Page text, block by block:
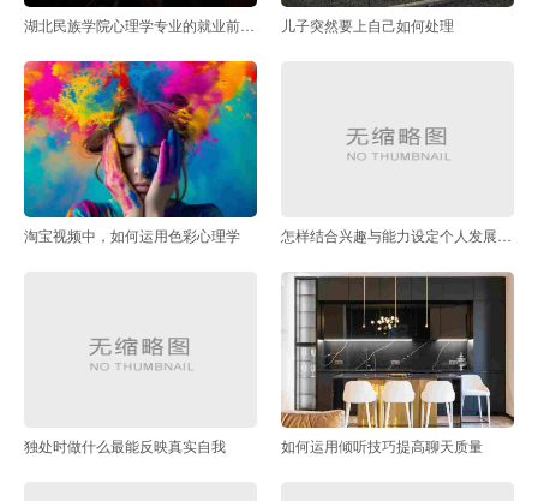
湖北民族学院心理学专业的就业前景如何 儿子突然要上自己如何处理
淘宝视频中，如何运用色彩心理学 怎样结合兴趣与能力设定个人发展方向
独处时做什么最能反映真实自我 如何运用倾听技巧提高聊天质量